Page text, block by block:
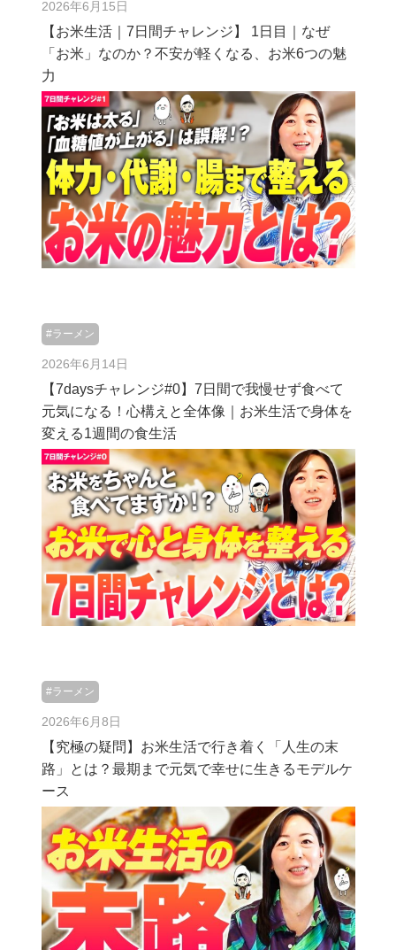
2026年6月15日
【お米生活｜7日間チャレンジ】 1日目｜なぜ
「お米」なのか？不安が軽くなる、お米6つの魅
力
#ラーメン
2026年6月14日
【7daysチャレンジ#0】7日間で我慢せず食べて
元気になる！心構えと全体像｜お米生活で身体を
変える1週間の食生活
#ラーメン
2026年6月8日
【究極の疑問】お米生活で行き着く「人生の末
路」とは？最期まで元気で幸せに生きるモデルケ
ース